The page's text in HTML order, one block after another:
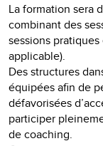
La formation sera
combinant des
sessions
applicable).
Des structures
équipées afin de
défavorisées
participer
de coaching.